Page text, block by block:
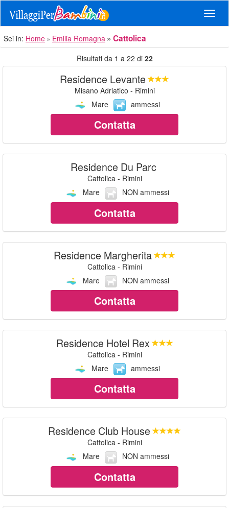
Sei in: Home Emilia Romagna Cattolica
Risultati da 1 a 22 di 22
Residence Levante
Misano Adriatico - Rimini
Mare
ammessi
Contatta
Residence Du Parc
Cattolica - Rimini
Mare
NON ammessi
Contatta
Residence Margherita
Cattolica - Rimini
Mare
NON ammessi
Contatta
Residence Hotel Rex
Cattolica - Rimini
Mare
ammessi
Contatta
Residence Club House
Cattolica - Rimini
Mare
NON ammessi
Contatta